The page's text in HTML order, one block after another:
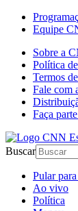
Equipe
Sobre a
Política
Termos
Fale com
Faça
Buscar
Pular
Ao vivo
Política